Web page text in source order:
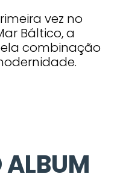
vez no
Báltico, a
combinação